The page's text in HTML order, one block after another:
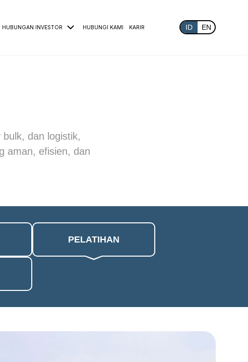
HUBUNGAN INVESTOR HUBUNGI KAMI KARIR ID EN
dan logistik,
aman, efisien, dan
PELATIHAN